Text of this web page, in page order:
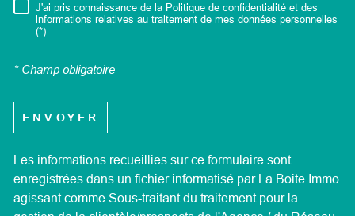
RÈGLEMENTATION
J'ai pris connaissance de la Politique de confidentialité et des
informations relatives au traitement de mes données personnelles
(*)
* Champ obligatoire
ENVOYER
Les informations recueillies sur ce formulaire sont
enregistrées dans un fichier informatisé par La Boite Immo
agissant comme Sous-traitant du traitement pour la